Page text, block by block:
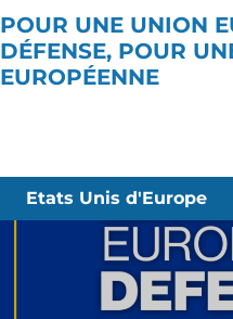
POUR UNE UNION
DÉFENSE, POUR
EUROPÉENNE
Etats Unis d'Europe